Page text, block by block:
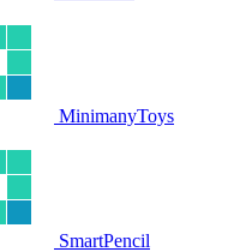
MinimanyToys
SmartPencil